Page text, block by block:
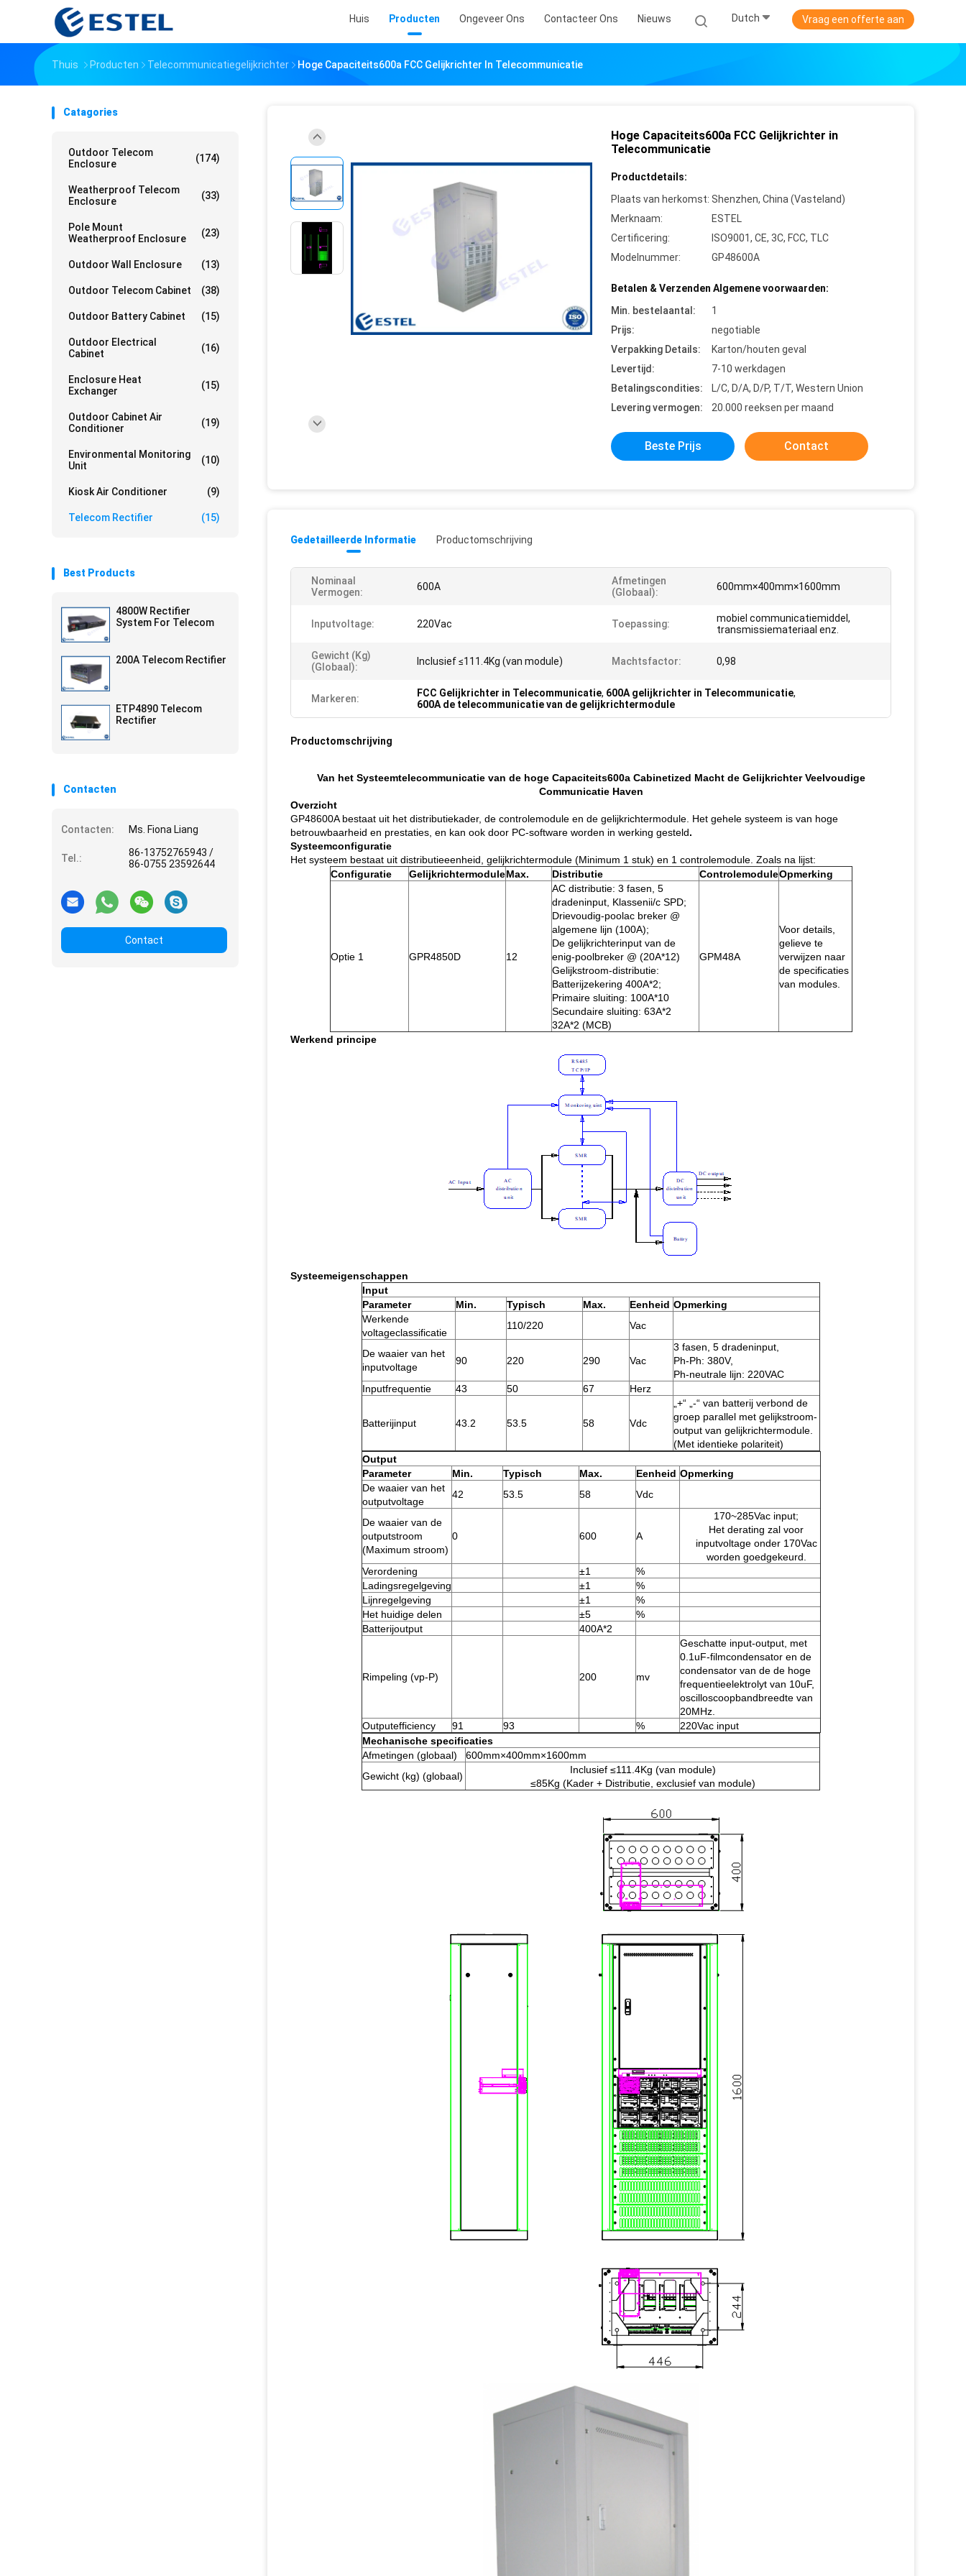
Huis Producten Ongeveer Ons Contacteer Ons Nieuws Dutch Vraag een offerte aan
Thuis Producten Telecommunicatiegelijkrichter Hoge Capaciteits600a FCC Gelijkrichter In Telecommunicatie
Catagories
Outdoor Telecom
Enclosure
(174)
Weatherproof Telecom
Enclosure
(33)
Pole Mount
Weatherproof Enclosure
(23)
Outdoor Wall Enclosure (13)
Outdoor Telecom Cabinet (38)
Outdoor Battery Cabinet (15)
Outdoor Electrical
Cabinet
(16)
Enclosure Heat
Exchanger
(15)
Outdoor Cabinet Air
Conditioner
(19)
Environmental Monitoring
Unit
(10)
Kiosk Air Conditioner (9)
Telecom Rectifier (15)
Best Products
4800W Rectifier
System For Telecom
200A Telecom Rectifier
ETP4890 Telecom
Rectifier
Contacten
Contacten: Ms. Fiona Liang
Tel.:
86-13752765943 /
86-0755 23592644
Contact
Hoge Capaciteits600a FCC Gelijkrichter in
Telecommunicatie
Productdetails:
Plaats van herkomst: Shenzhen, China (Vasteland)
Merknaam:
ESTEL
Certificering:
ISO9001, CE, 3C, FCC, TLC
Modelnummer:
GP48600A
Betalen & Verzenden Algemene voorwaarden:
Min. bestelaantal:
1
Prijs:
negotiable
Verpakking Details:
Karton/houten geval
Levertijd:
7-10 werkdagen
Betalingscondities:
L/C, D/A, D/P, T/T, Western Union
Levering vermogen:
20.000 reeksen per maand
Beste Prijs Contact
Gedetailleerde Informatie Productomschrijving
Nominaal
Vermogen:
600A
Afmetingen
(globaal):
600mm×400mm×1600mm
Inputvoltage: 220Vac Toepassing:
mobiel communicatiemiddel,
transmissiemateriaal enz.
Gewicht (kg)
(globaal):
Inclusief ≤111.4Kg (van module) Machtsfactor: 0,98
Markeren: FCC Gelijkrichter in Telecommunicatie, 600A gelijkrichter in Telecommunicatie,
600A de telecommunicatie van de gelijkrichtermodule
Productomschrijving
Van het Systeemtelecommunicatie van de hoge Capaciteits600a Cabinetized Macht de Gelijkrichter Veelvoudige
Communicatie Haven
Overzicht
GP48600A bestaat uit het distributiekader, de controlemodule en de gelijkrichtermodule. Het gehele systeem is van hoge
betrouwbaarheid en prestaties, en kan ook door PC-software worden in werking gesteld.
Systeemconfiguratie
Het systeem bestaat uit distributieeenheid, gelijkrichtermodule (Minimum 1 stuk) en 1 controlemodule. Zoals na lijst:
Configuratie
GelijkrichtermoduleMax. Distributie ControlemoduleOpmerking
Optie 1 GPR4850D 12
AC distributie: 3 fasen, 5
dradeninput, Klassenii/c SPD;
Drievoudig-poolac breker @
algemene lijn (100A);
De gelijkrichterinput van de
enig-poolbreker @ (20A*12)
Gelijkstroom-distributie:
Batterijzekering 400A*2;
Primaire sluiting: 100A*10
Secundaire sluiting: 63A*2
32A*2 (MCB)
GPM48A
Voor details,
gelieve te
verwijzen naar
de specificaties
van modules.
Werkend principe
Systeemeigenschappen
Input
Parameter
Min. Typisch Max. Eenheid Opmerking
Werkende
voltageclassificatie
110/220 Vac
De waaier van het
inputvoltage
90 220 290 Vac
3 fasen, 5 dradeninput,
Ph-Ph: 380V,
Ph-neutrale lijn: 220VAC
Inputfrequentie
43 50 67 Herz
Batterijinput 43.2 53.5 58 Vdc
„+“ „-“ van batterij verbond de
groep parallel met gelijkstroom-
output van gelijkrichtermodule.
(Met identieke polariteit)
Output
Parameter
Min. Typisch Max. Eenheid Opmerking
De waaier van het
outputvoltage
42 53.5 58 Vdc
De waaier van de
outputstroom
(Maximum stroom)
0 600 A
170~285Vac input;
Het derating zal voor
inputvoltage onder 170Vac
worden goedgekeurd.
Verordening
±1
%
Ladingsregelgeving
±1
%
Lijnregelgeving
±1
%
Het huidige delen
±5
%
Batterijoutput
400A*2
Rimpeling (vp-P) 200 mv
Geschatte input-output, met
0.1uF-filmcondensator en de
condensator van de de hoge
frequentieelektrolyt van 10uF,
oscilloscoopbandbreedte van
20MHz.
Outputefficiency
91 93 %
220Vac input
Mechanische specificaties
Afmetingen (globaal)
600mm×400mm×1600mm
Gewicht (kg) (globaal)
Inclusief ≤111.4Kg (van module)
≤85Kg (Kader + Distributie, exclusief van module)